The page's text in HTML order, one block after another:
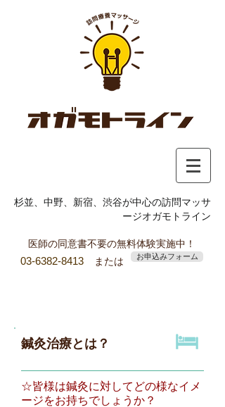
杉並、中野、新宿、渋谷が中心の訪問マッサ
ージオガモトライン
医師の同意書不要の無料体験実施中！
03-6382-8413 または お申込みフォーム
鍼灸治療とは？
☆皆様は鍼灸に対してどの様なイメ
ージをお持ちでしょうか？